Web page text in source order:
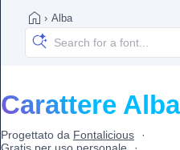
› Alba
Carattere Alba
Progettato da Fontalicious